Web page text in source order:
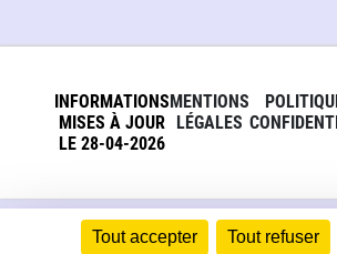
Tout accepter Tout refuser
INFORMATIONS
MISES À JOUR
LE 28-04-2026
MENTIONS
LÉGALES